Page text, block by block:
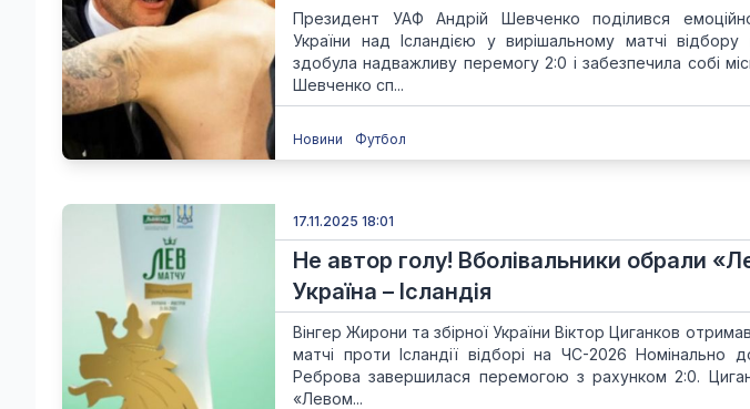
Президент УАФ Андрій Шевченко поділився
України над Ісландією у вирішальному матчі
здобула надважливу перемогу 2:0 і забезпечила собі
Шевченко сп...
Новини Футбол
17.11.2025 18:01
Не автор голу! Вболівальники обрали
Україна – Ісландія
Вінгер Жирони та збірної України Віктор Циганков
матчі проти Ісландії відборі на ЧС-2026 Номінально
Реброва завершилася перемогою з рахунком 2:0.
«Левом...